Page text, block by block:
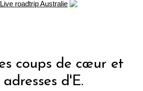
coups de cœur et
d'E.